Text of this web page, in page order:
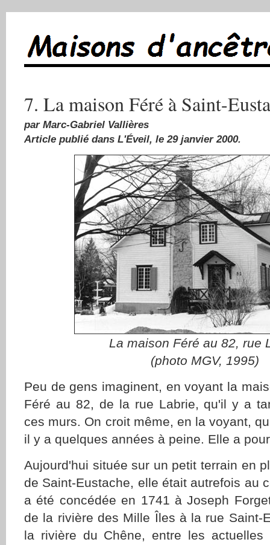
7. La maison Féré à Saint-
par Marc-Gabriel Vallières
Article publié dans L'Éveil, le 29 janvier 2000.
La maison Féré au 82, rue
(photo MGV, 1995)
Peu de gens imaginent, en voyant la
Féré au 82, de la rue Labrie, qu'il y a
ces murs. On croit même, en la voyant,
il y a quelques années à peine. Elle a
Aujourd'hui située sur un petit terrain en
de Saint-Eustache, elle était autrefois au
a été concédée en 1741 à Joseph
de la rivière des Mille Îles à la rue Saint-
la rivière du Chêne, entre les